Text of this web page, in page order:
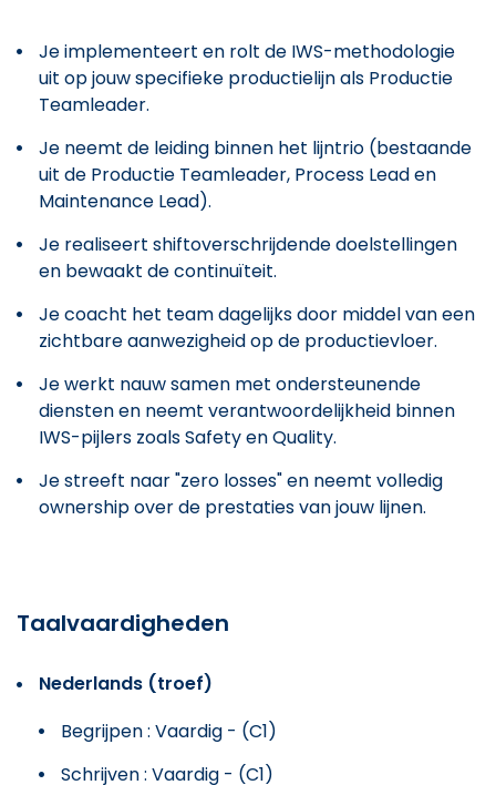
Je implementeert en rolt de IWS-methodologie
uit op jouw specifieke productielijn als Productie
Teamleader.
Je neemt de leiding binnen het lijntrio (bestaande
uit de Productie Teamleader, Process Lead en
Maintenance Lead).
Je realiseert shiftoverschrijdende doelstellingen
en bewaakt de continuïteit.
Je coacht het team dagelijks door middel van een
zichtbare aanwezigheid op de productievloer.
Je werkt nauw samen met ondersteunende
diensten en neemt verantwoordelijkheid binnen
IWS-pijlers zoals Safety en Quality.
Je streeft naar "zero losses" en neemt volledig
ownership over de prestaties van jouw lijnen.
Taalvaardigheden
Nederlands (troef)
Begrijpen : Vaardig - (C1)
Schrijven : Vaardig - (C1)